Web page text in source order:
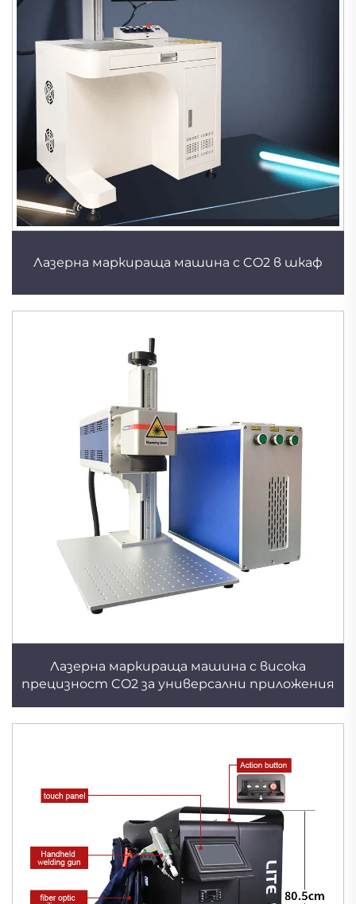
Лазерна маркираща машина с CO2 в шкаф
Лазерна маркираща машина с висока
прецизност CO2 за универсални приложения